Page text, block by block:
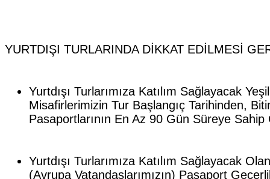
YURTDIŞI TURLARINDA DİKKAT EDİLMESİ
Yurtdışı Turlarımıza Katılım Sağlayacak
Misafirlerimizin Tur Başlangıç Tarihinden,
Pasaportlarının En Az 90 Gün Süreye
Yurtdışı Turlarımıza Katılım Sağlayacak
(Avrupa Vatandaşlarımızın) Pasaport